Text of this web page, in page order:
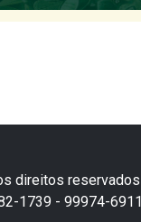
direitos reservados
1739 - 99974-6911